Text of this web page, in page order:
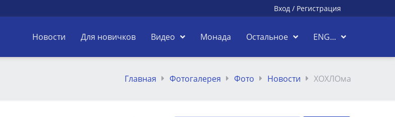
Вход / Регистрация
Новости Для новичков Видео Монада Остальное ENG...
Главная Фотогалерея Фото Новости ХОХЛОма